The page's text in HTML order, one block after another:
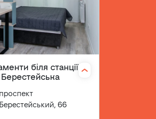
біля станції
проспект
Берестейський, 66